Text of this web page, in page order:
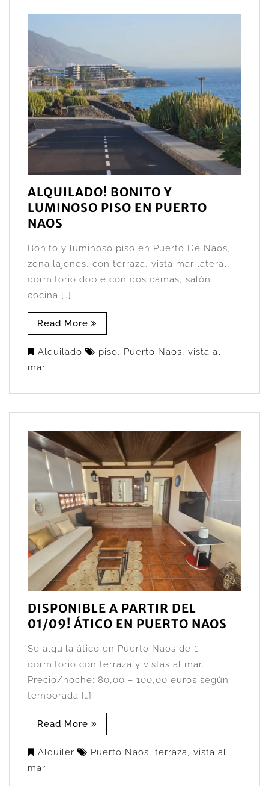
ALQUILADO! BONITO Y
LUMINOSO PISO EN PUERTO
NAOS
Bonito y luminoso piso en Puerto De Naos,
zona lajones, con terraza, vista mar lateral,
dormitorio doble con dos camas, salón
cocina […]
Read More
Alquilado piso, Puerto Naos, vista al
mar
DISPONIBLE A PARTIR DEL
01/09! ÁTICO EN PUERTO NAOS
Se alquila ático en Puerto Naos de 1
dormitorio con terraza y vistas al mar.
Precio/noche: 80,00 – 100,00 euros según
temporada […]
Read More
Alquiler Puerto Naos, terraza, vista al
mar